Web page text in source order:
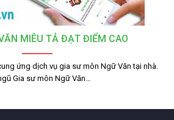
MIÊU TẢ ĐẠT ĐIỂM CAO
ứng dịch vụ gia sư môn Ngữ Văn tại nhà.
Gia sư môn Ngữ Văn…